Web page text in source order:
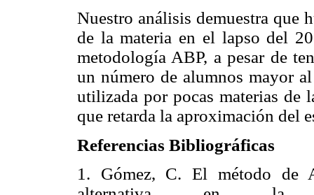
Nuestro análisis demuestra que
de la materia en el lapso del
metodología ABP, a pesar de
un número de alumnos mayor
utilizada por pocas materias de
que retarda la aproximación del
Referencias Bibliográficas
1.
Gómez, C. El método de